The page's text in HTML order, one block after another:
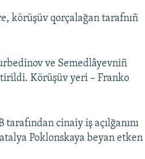
körüşüv qorçalağan tarafnıñ
ve Semedlâyevniñ
Körüşüv yeri – Franko
cinaiy iş açılğanını
Poklonskaya beyan etken